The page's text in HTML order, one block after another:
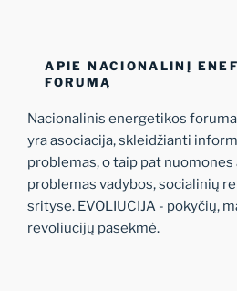
APIE NACIONALINĮ
FORUMĄ
Nacionalinis energetikos
yra asociacija, skleidžianti
problemas, o taip pat
problemas vadybos, socialinių
srityse. EVOLIUCIJA - pokyčių,
revoliucijų pasekmė.